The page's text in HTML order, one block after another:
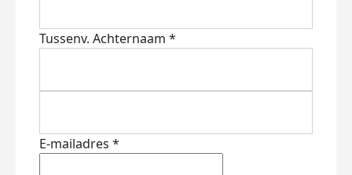
Tussenv. Achternaam *
E-mailadres *